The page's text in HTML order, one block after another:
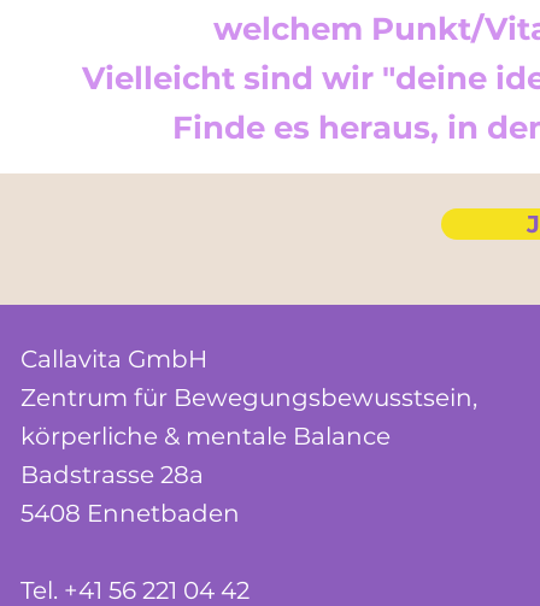
welchem Punkt/
Vielleicht sind wir "deine
Finde es heraus, in
Callavita GmbH
Zentrum für Bewegungsbewusstsein,
körperliche & mentale Balance
Badstrasse 28a
5408 Ennetbaden
Tel. +41 56 221 04 42